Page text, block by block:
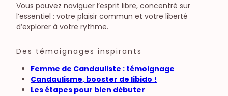
Vous pouvez naviguer l’esprit libre, concentré sur
l’essentiel : votre plaisir commun et votre liberté
d’explorer à votre rythme.
Des témoignages inspirants
Femme de Candauliste : témoignage
Candaulisme, booster de libido !
Les étapes pour bien débuter